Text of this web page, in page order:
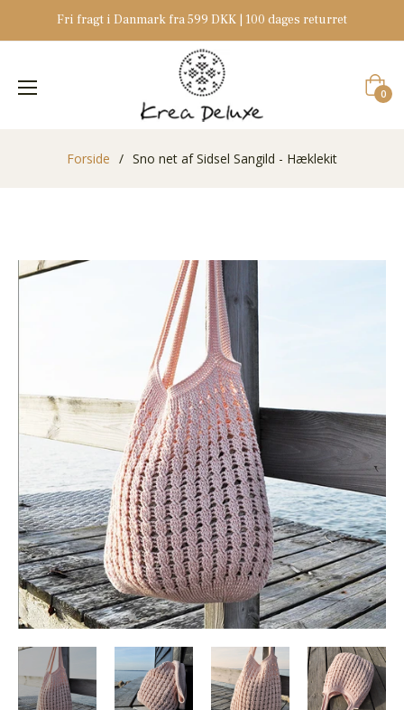
Fri fragt i Danmark fra 599 DKK | 100 dages returret
0
Forside / Sno net af Sidsel Sangild - Hæklekit